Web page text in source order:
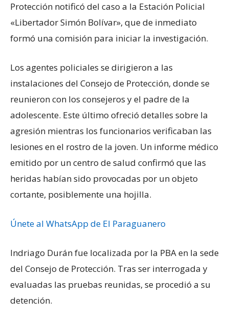
Protección notificó del caso a la Estación Policial
«Libertador Simón Bolívar», que de inmediato
formó una comisión para iniciar la investigación.
Los agentes policiales se dirigieron a las
instalaciones del Consejo de Protección, donde se
reunieron con los consejeros y el padre de la
adolescente. Este último ofreció detalles sobre la
agresión mientras los funcionarios verificaban las
lesiones en el rostro de la joven. Un informe médico
emitido por un centro de salud confirmó que las
heridas habían sido provocadas por un objeto
cortante, posiblemente una hojilla.
Únete al WhatsApp de El Paraguanero
Indriago Durán fue localizada por la PBA en la sede
del Consejo de Protección. Tras ser interrogada y
evaluadas las pruebas reunidas, se procedió a su
detención.